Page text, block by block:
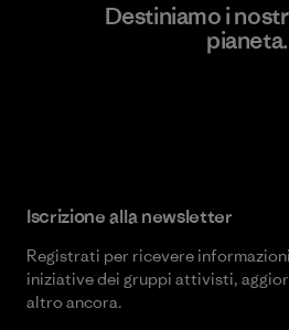
Destiniamo i
pianeta.
Iscrizione alla newsletter
Registrati per ricevere
iniziative dei gruppi attivisti,
altro ancora.